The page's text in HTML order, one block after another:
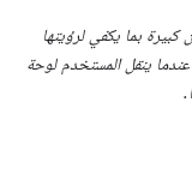
بما يكفي لرؤيتها
ينقل المستخدم لوحة